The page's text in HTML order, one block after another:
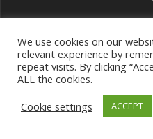
© 2026 MMT. Construit avec
We use cookies on our
relevant experience by
repeat visits. By clicking
ALL the cookies.
Cookie settings
ACCEPT